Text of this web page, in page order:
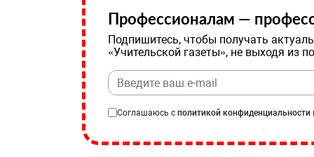
Профессионалам —
Подпишитесь, чтобы получать
«Учительской газеты», не выходя из
Соглашаюсь с политикой конфиденциальности